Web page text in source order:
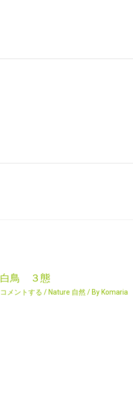
白鳥 ３態
コメントする / Nature 自然 / By Komaria